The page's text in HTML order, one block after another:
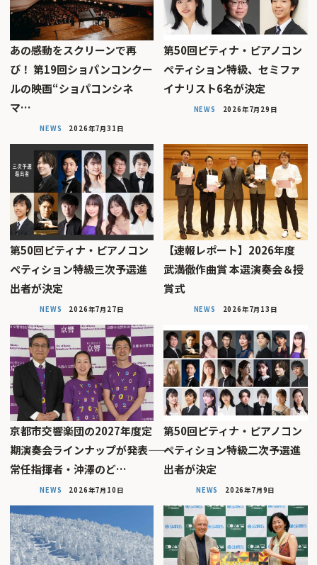
あの感動をスクリーンで再
び！ 第19回ショパンコンクー
ルの映画“ショパコンシネ
マ…
NEWS 2026年7月31日
第50回ピティナ・ピアノコン
ペティション特級、セミファ
イナリスト6名が決定
NEWS 2026年7月29日
第50回ピティナ・ピアノコン
ペティション特級三次予選進
出者が決定
NEWS 2026年7月27日
【速報レポート】2026年度
武満徹作曲賞 本選演奏会＆授
賞式
NEWS 2026年7月13日
京都市交響楽団の2027年度定
期演奏会ラインナップが発表――
常任指揮者・沖澤のど…
NEWS 2026年7月10日
第50回ピティナ・ピアノコン
ペティション特級二次予選進
出者が決定
NEWS 2026年7月9日